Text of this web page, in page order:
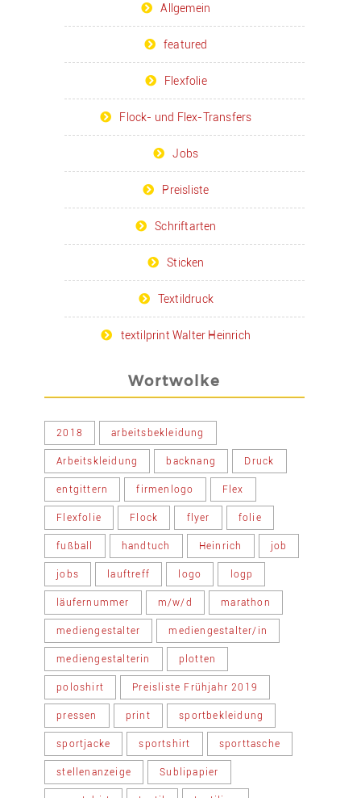
Allgemein
featured
Flexfolie
Flock- und Flex-Transfers
Jobs
Preisliste
Schriftarten
Sticken
Textildruck
textilprint Walter Heinrich
Wortwolke
2018 arbeitsbekleidung
Arbeitskleidung backnang Druck
entgittern firmenlogo Flex
Flexfolie Flock flyer folie
fußball handtuch Heinrich job
jobs lauftreff logo logp
läufernummer m/w/d marathon
mediengestalter mediengestalter/in
mediengestalterin plotten
poloshirt Preisliste Frühjahr 2019
pressen print sportbekleidung
sportjacke sportshirt sporttasche
stellenanzeige Sublipapier